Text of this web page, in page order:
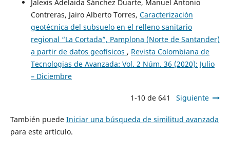
Jalexis Adelaida Sánchez Duarte, Manuel Antonio
Contreras, Jairo Alberto Torres, Caracterización
geotécnica del subsuelo en el relleno sanitario
regional “La Cortada”, Pamplona (Norte de Santander)
a partir de datos geofísicos , Revista Colombiana de
Tecnologias de Avanzada: Vol. 2 Núm. 36 (2020): Julio
– Diciembre
1-10 de 641 Siguiente
También puede Iniciar una búsqueda de similitud avanzada
para este artículo.